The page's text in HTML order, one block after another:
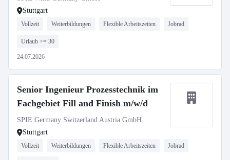
Stuttgart
Vollzeit Weiterbildungen Flexible Arbeitszeiten Jobrad
Urlaub >= 30
24.07.2026
Senior Ingenieur Prozesstechnik im
Fachgebiet Fill and Finish m/w/d
SPIE Germany Switzerland Austria GmbH
Stuttgart
Vollzeit Weiterbildungen Flexible Arbeitszeiten Jobrad